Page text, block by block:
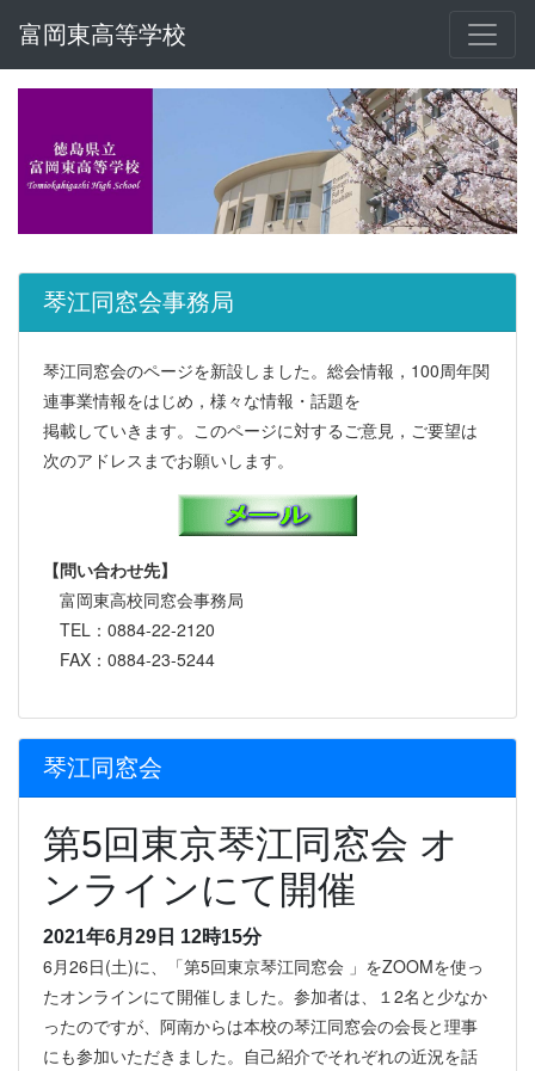
富岡東高等学校
琴江同窓会事務局
琴江同窓会のページを新設しました。総会情報，100周年関
連事業情報をはじめ，様々な情報・話題を
掲載していきます。このページに対するご意見，ご要望は
次のアドレスまでお願いします。
【問い合わせ先】
富岡東高校同窓会事務局
TEL：0884-22-2120
FAX：0884-23-5244
琴江同窓会
第5回東京琴江同窓会 オ
ンラインにて開催
2021年6月29日 12時15分
6月26日(土)に、「第5回東京琴江同窓会 」をZOOMを使っ
たオンラインにて開催しました。参加者は、１2名と少なか
ったのですが、阿南からは本校の琴江同窓会の会長と理事
にも参加いただきました。自己紹介でそれぞれの近況を話